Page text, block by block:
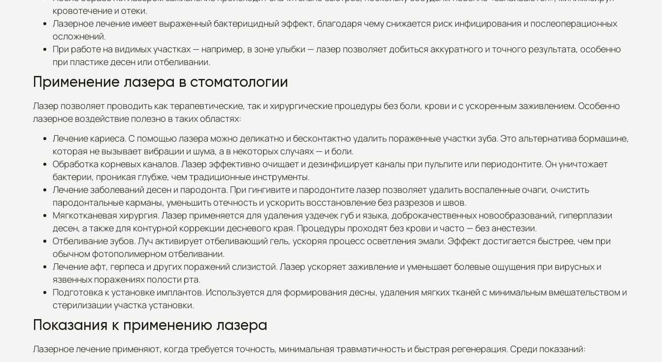
кровотечение и отеки.
Лазерное лечение имеет выраженный бактерицидный эффект, благодаря чему снижается риск инфицирования и послеоперационных
осложнений.
При работе на видимых участках — например, в зоне улыбки — лазер позволяет добиться аккуратного и точного результата, особенно
при пластике десен или отбеливании.
Применение лазера в стоматологии
Лазер позволяет проводить как терапевтические, так и хирургические процедуры без боли, крови и с ускоренным заживлением. Особенно
лазерное воздействие полезно в таких областях:
Лечение кариеса. С помощью лазера можно деликатно и бесконтактно удалить пораженные участки зуба. Это альтернатива бормашине,
которая не вызывает вибрации и шума, а в некоторых случаях — и боли.
Обработка корневых каналов. Лазер эффективно очищает и дезинфицирует каналы при пульпите или периодонтите. Он уничтожает
бактерии, проникая глубже, чем традиционные инструменты.
Лечение заболеваний десен и пародонта. При гингивите и пародонтите лазер позволяет удалить воспаленные очаги, очистить
пародонтальные карманы, уменьшить отечность и ускорить восстановление без разрезов и швов.
Мягкотканевая хирургия. Лазер применяется для удаления уздечек губ и языка, доброкачественных новообразований, гиперплазии
десен, а также для контурной коррекции десневого края. Процедуры проходят без крови и часто — без анестезии.
Отбеливание зубов. Луч активирует отбеливающий гель, ускоряя процесс осветления эмали. Эффект достигается быстрее, чем при
обычном фотополимерном отбеливании.
Лечение афт, герпеса и других поражений слизистой. Лазер ускоряет заживление и уменьшает болевые ощущения при вирусных и
язвенных поражениях полости рта.
Подготовка к установке имплантов. Используется для формирования десны, удаления мягких тканей с минимальным вмешательством и
стерилизации участка установки.
Показания к применению лазера
Лазерное лечение применяют, когда требуется точность, минимальная травматичность и быстрая регенерация. Среди показаний: